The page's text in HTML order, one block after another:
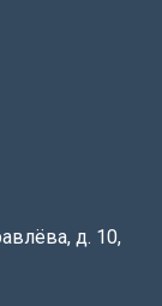
д. 10,